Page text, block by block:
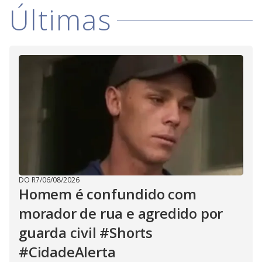
Últimas
DO R7/06/08/2026
Homem é confundido com
morador de rua e agredido por
guarda civil #Shorts
#CidadeAlerta